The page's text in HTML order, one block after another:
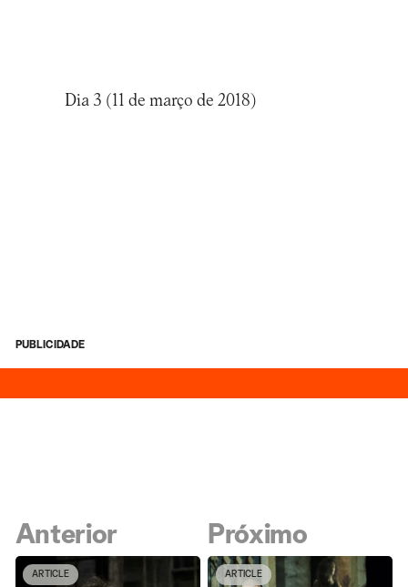
Dia 3 (11 de março de 2018)
PUBLICIDADE
Anterior
ARTICLE
Próximo
ARTICLE